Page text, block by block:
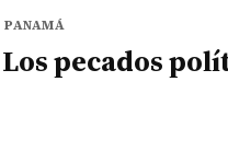
PANAMÁ
Los pecados